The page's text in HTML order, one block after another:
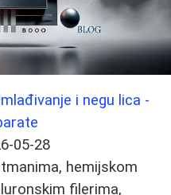
i negu lica -
05-28
hemijskom
filerima,